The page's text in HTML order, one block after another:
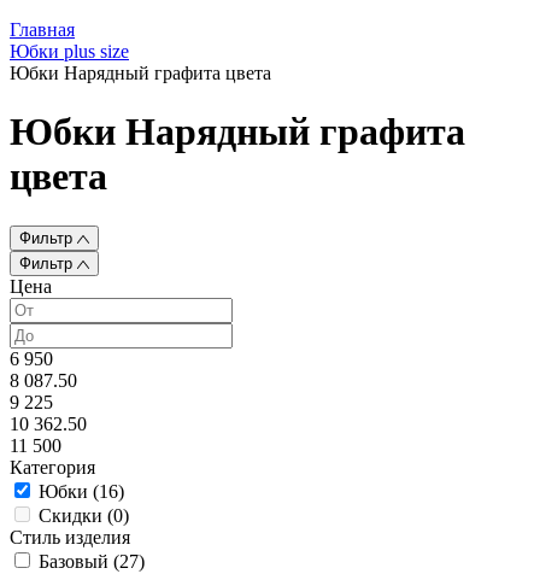
Главная
Юбки plus size
Юбки Нарядный графита цвета
Юбки Нарядный графита
цвета
Фильтр
Фильтр
Цена
6 950
8 087.50
9 225
10 362.50
11 500
Категория
Юбки (16)
Скидки (0)
Стиль изделия
Базовый (27)